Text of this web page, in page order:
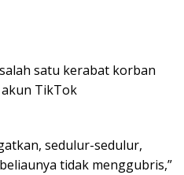
satu kerabat korban
TikTok
sedulur-sedulur,
tidak menggubris,”